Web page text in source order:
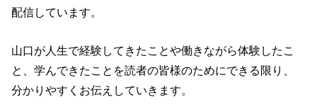
配信しています。
山口が人生で経験してきたことや働きながら体験したこ
と、学んできたことを読者の皆様のためにできる限り、
分かりやすくお伝えしていきます。